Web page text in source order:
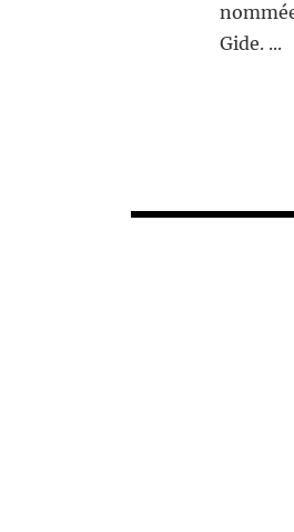
Gide. ...